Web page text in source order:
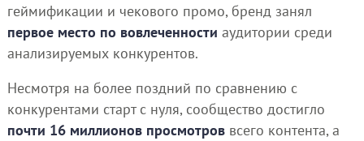
геймификации и чекового промо, бренд занял
первое место по вовлеченности аудитории среди
анализируемых конкурентов.
Несмотря на более поздний по сравнению с
конкурентами старт с нуля, сообщество достигло
почти 16 миллионов просмотроввсего контента, а